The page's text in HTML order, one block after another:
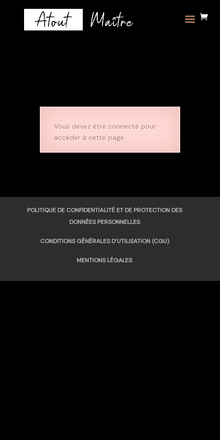
Vous devez être connecté pour
accéder à cette page.
POLITIQUE DE CONFIDENTIALITÉ ET DE PROTECTION DES
DONNÉES PERSONNELLES
CONDITIONS GÉNÉRALES D’UTILISATION (CGU)
MENTIONS LÉGALES